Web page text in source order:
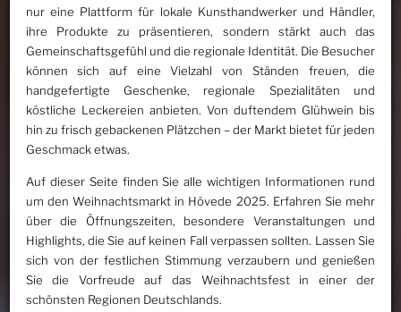
nur eine Plattform für lokale Kunsthandwerker und Händler,
ihre Produkte zu präsentieren, sondern stärkt auch das
Gemeinschaftsgefühl und die regionale Identität. Die Besucher
können sich auf eine Vielzahl von Ständen freuen, die
handgefertigte Geschenke, regionale Spezialitäten und
köstliche Leckereien anbieten. Von duftendem Glühwein bis
hin zu frisch gebackenen Plätzchen – der Markt bietet für jeden
Geschmack etwas.
Auf dieser Seite finden Sie alle wichtigen Informationen rund
um den Weihnachtsmarkt in Hövede 2025. Erfahren Sie mehr
über die Öffnungszeiten, besondere Veranstaltungen und
Highlights, die Sie auf keinen Fall verpassen sollten. Lassen Sie
sich von der festlichen Stimmung verzaubern und genießen
Sie die Vorfreude auf das Weihnachtsfest in einer der
schönsten Regionen Deutschlands.